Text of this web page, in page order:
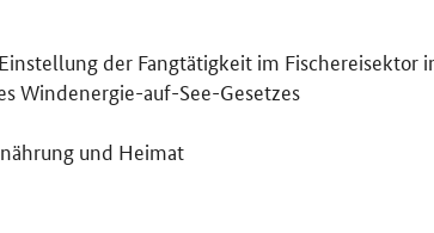
der Fangtätigkeit im Fischereisektor
Windenergie-auf-See-Gesetzes
und Heimat